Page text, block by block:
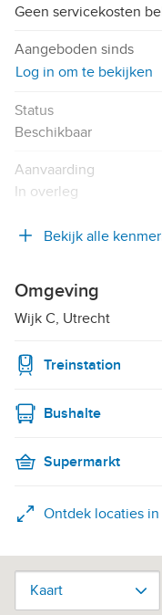
Geen servicekosten
Aangeboden sinds
Log in om te bekijken
Status
Beschikbaar
Aanvaarding
In overleg
Bekijk alle
Omgeving
Wijk C, Utrecht
Treinstation
Bushalte
Supermarkt
Ontdek locaties
Kaart
Kaart